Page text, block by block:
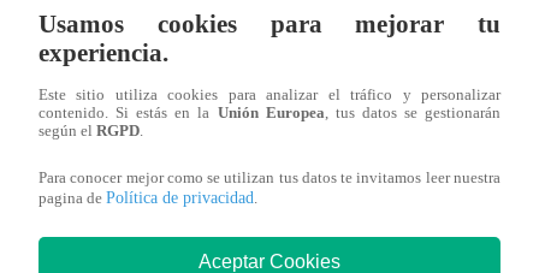
discusión por su pelea con Micaela
Gracia se mostró sumamente indignada por la actitud
Un día dices que sí, otro día que no, ¿quién te
te hagas una película en la cabeza”.
Pero el hijo del “Tiburón” no iba a dejarla ir tan fácil.
protagonista en todas las escenas, bonita”.
Usamos cookies para mejorar tu
experiencia.
Este sitio utiliza cookies para analizar el tráfico y personalizar
contenido. Si estás en la Unión Europea , tus datos se gestionarán
según el RGPD
Para conocer mejor como se utilizan tus datos te invitamos leer nuestra
pagina de Política de privacidad
Aceptar Cookies